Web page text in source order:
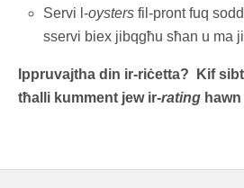
Servi l-oysters fil-pront fuq
sservi biex jibqgħu sħan u ma
Ippruvajtha din ir-riċetta? Kif
tħalli kumment jew ir-rating